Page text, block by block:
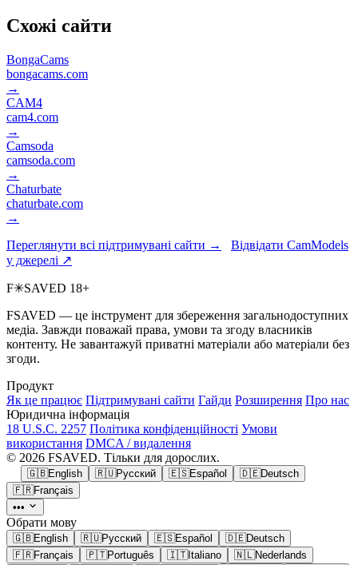
Схожі сайти
BongaCams
bongacams.com
→
CAM4
cam4.com
→
Camsoda
camsoda.com
→
Chaturbate
chaturbate.com
→
Переглянути всі підтримувані сайти →
Відвідати CamModels
у джерелі ↗
F✳SAVED 18+
FSAVED — це інструмент для збереження загальнодоступних
медіа. Завжди поважай права, умови та згоду власників
контенту. Не завантажуй приватні матеріали або матеріали без
згоди.
Продукт
Як це працює Підтримувані сайти Гайди Розширення Про нас
Юридична інформація
18 U.S.C. 2257 Політика конфіденційності Умови
використання DMCA / видалення
© 2026 FSAVED. Тільки для дорослих.
🇬🇧English 🇷🇺Русский 🇪🇸Español 🇩🇪Deutsch
🇫🇷Français
•••
Обрати мову
🇬🇧English 🇷🇺Русский 🇪🇸Español 🇩🇪Deutsch
🇫🇷Français 🇵🇹Português 🇮🇹Italiano 🇳🇱Nederlands